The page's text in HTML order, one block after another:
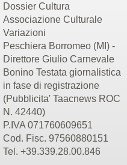
Dossier Cultura
Associazione Culturale
Variazioni
Peschiera Borromeo (MI) -
Direttore Giulio Carnevale
Bonino Testata giornalistica
in fase di registrazione
(Pubblicita' Taacnews ROC
N. 42440)
P.IVA 071760609651
Cod. Fisc. 97560880151
Tel. +39.339.28.00.846